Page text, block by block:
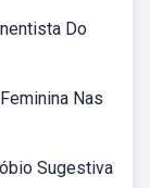
Do
Nas
Sugestiva